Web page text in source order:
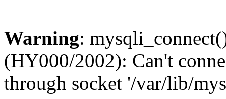
Warning:
(HY000/2002): Can't
through socket '/var/lib/